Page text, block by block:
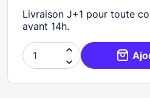
Livraison J+1 pour toute
avant 14h.

